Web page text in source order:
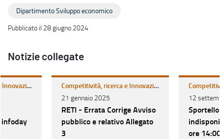
Dipartimento Sviluppo economico
Pubblicato il 28 giugno 2024
Notizie collegate
Competitività, ricerca e Innovazione
infoday
Competitività, ricerca e Innovazione
21 gennaio 2025
RETI - Errata Corrige Avviso
pubblico e relativo Allegato
3
12
ore